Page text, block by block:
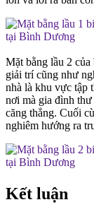
Mặt bằng lầu 2
giải trí cũng như
nhà là khu vực tập
nơi mà gia đình
căng thẳng. Cuối
nghiêm hướng ra
Kết luận